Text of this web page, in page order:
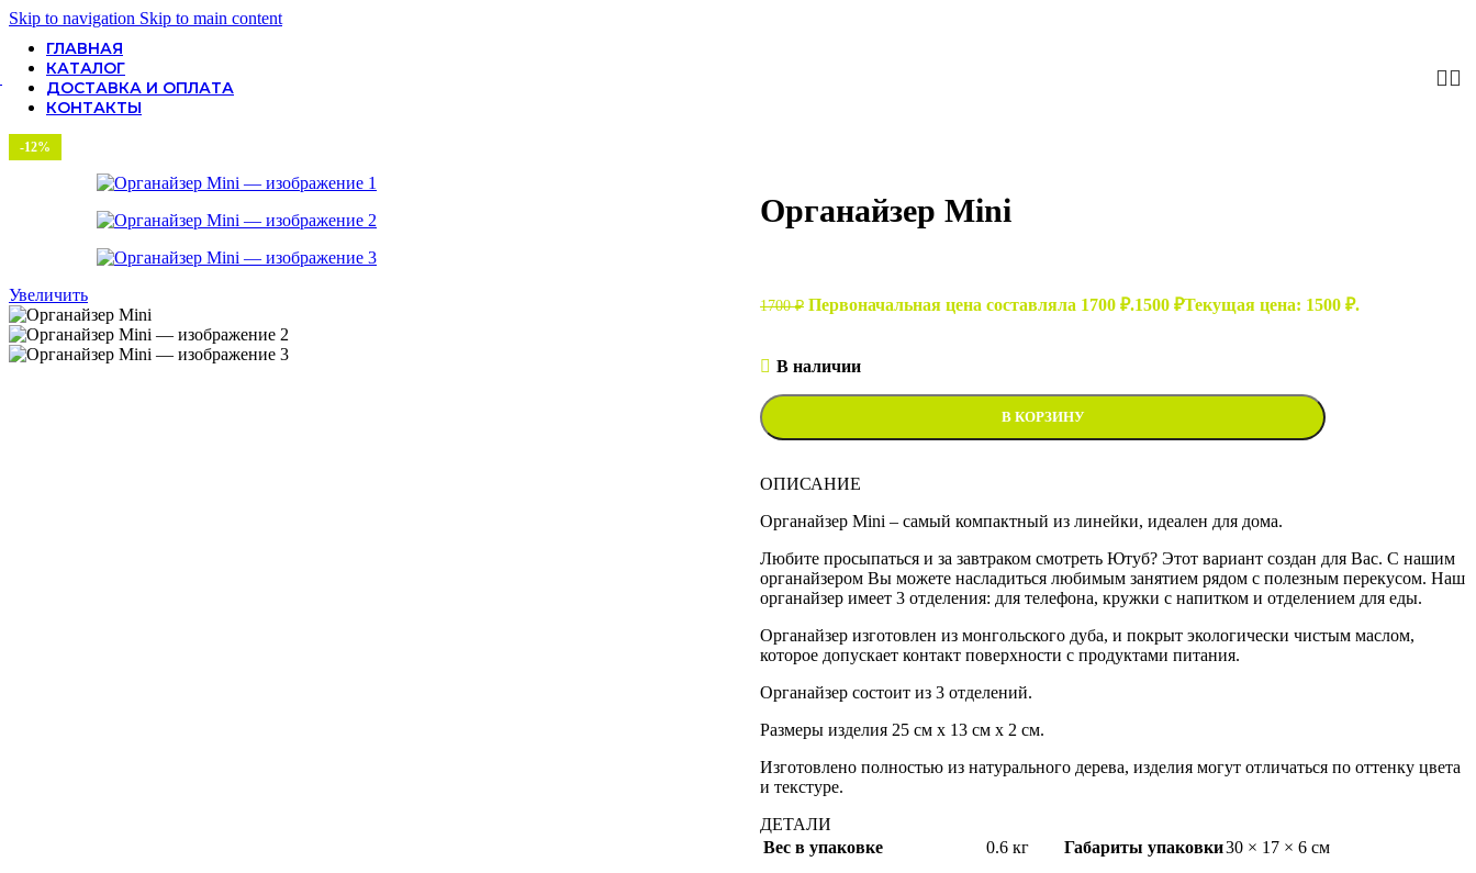
Skip to navigation Skip to main content
ГЛАВНАЯ
КАТАЛОГ
ДОСТАВКА И ОПЛАТА
КОНТАКТЫ
Главная/ Для офиса
-12%
Увеличить
Органайзер Mini
1700₽ Первоначальная цена составляла 1700 ₽.1500 ₽Текущая цена: 1500 ₽.
В наличии
В КОРЗИНУ
ОПИСАНИЕ
Органайзер Mini – самый компактный из линейки, идеален для дома.
Любите просыпаться и за завтраком смотреть Ютуб? Этот вариант создан для Вас. С нашим
органайзером Вы можете насладиться любимым занятием рядом с полезным перекусом. Наш
органайзер имеет 3 отделения: для телефона, кружки с напитком и отделением для еды.
Органайзер изготовлен из монгольского дуба, и покрыт экологически чистым маслом,
которое допускает контакт поверхности с продуктами питания.
Органайзер состоит из 3 отделений.
Размеры изделия 25 см х 13 см х 2 см.
Изготовлено полностью из натурального дерева, изделия могут отличаться по оттенку цвета
и текстуре.
ДЕТАЛИ
Вес в упаковке
0.6 кг Габариты упаковки30 × 17 × 6 см